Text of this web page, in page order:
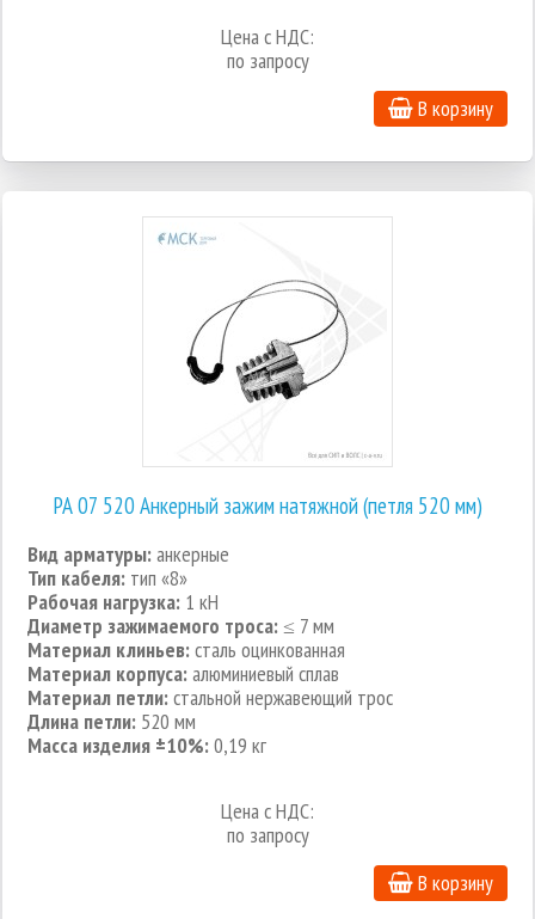
Цена с НДС:
по запросу
В корзину
РА 07 520 Анкерный зажим натяжной (петля 520 мм)
Вид арматуры:анкерные
Тип кабеля: тип «8»
Рабочая нагрузка: 1 кН
Диаметр зажимаемого троса:≤ 7 мм
Материал клиньев:сталь оцинкованная
Материал корпуса:алюминиевый сплав
Материал петли:стальной нержавеющий трос
Длина петли: 520 мм
Масса изделия ±10%:0,19 кг
Цена с НДС:
по запросу
В корзину